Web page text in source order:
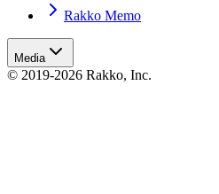
Rakko Memo
Media
© 2019-2026 Rakko, Inc.